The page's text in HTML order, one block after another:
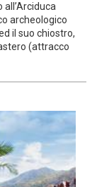
archeologico
il suo chiostro,
(attracco